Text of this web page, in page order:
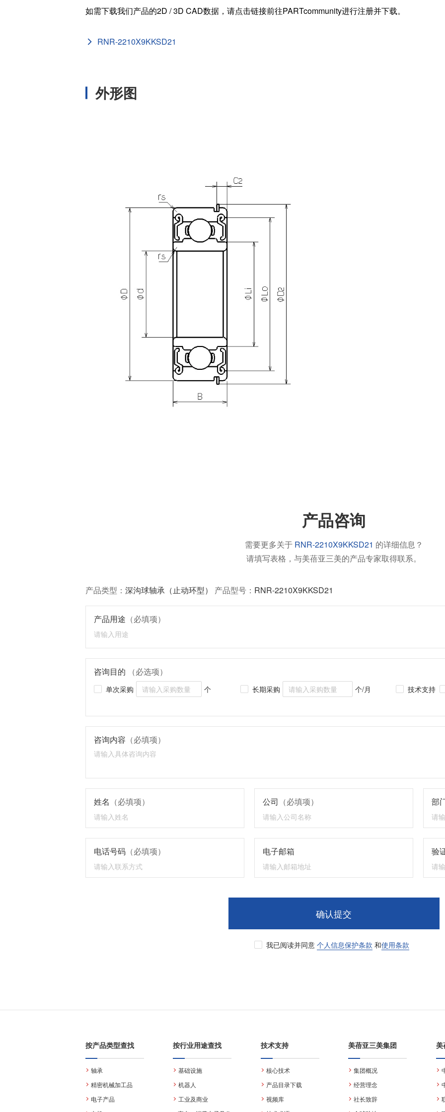
[in]
扣环位置 (C2)
[in]
扣环材质
如需下载我们产品的2D / 3D CAD数据，请点击链接前往PARTcommunity进行注册并下载。
RNR-2210X9KKSD21
外形图
产品咨询
需要更多关于 RNR-2210X9KKSD21 的详细信息？
请填写表格，与美蓓亚三美的产品专家取得联系。
产品类型： 深沟球轴承（止动环型） 产品型号： RNR-2210X9KKSD21
产品用途 （必填项）
咨询目的 （必选项）
单次采购 个 长期采购 个/月 技术支持
咨询内容 （必填项）
姓名 （必填项） 公司 （必填项） 部
电话号码 （必填项） 电子邮箱 验
确认提交
我已阅读并同意 个人信息保护条款 和使用条款
按产品类型查找
轴承
精密机械加工品
电子产品
按行业用途查找
基础设施
机器人
工业及商业
技术支持
核心技术
产品目录下载
视频库
美蓓亚三美集团
集团概况
经营理念
社长致辞
美